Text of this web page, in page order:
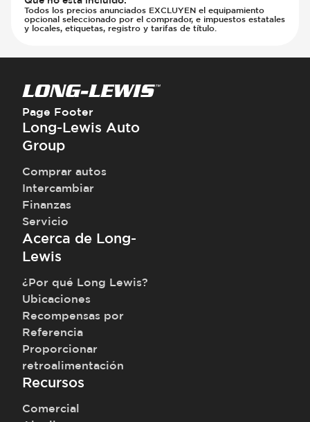
Todos los precios anunciados EXCLUYEN el equipamiento
opcional seleccionado por el comprador, e impuestos estatales
y locales, etiquetas, registro y tarifas de título.
Page Footer
Long-Lewis Auto
Group
Comprar autos
Intercambiar
Finanzas
Servicio
Acerca de Long-
Lewis
¿Por qué Long Lewis?
Ubicaciones
Recompensas por
Referencia
Proporcionar
retroalimentación
Recursos
Comercial